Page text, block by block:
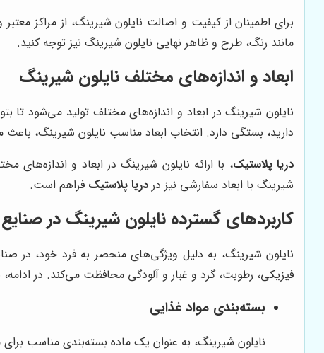
برای اطمینان از کیفیت و اصالت نایلون شیرینگ، از مراکز
مانند رنگ، طرح و ظاهر نهایی نایلون شیرینگ نیز توجه کنید.
ابعاد و اندازه‌های مختلف نایلون شیرینگ
نایلون شیرینگ در ابعاد و اندازه‌های مختلف تولید می‌شود تا
دارید، بستگی دارد. انتخاب ابعاد مناسب نایلون شیرینگ،
دریا پلاستیک، با ارائه نایلون شیرینگ در ابعاد و
شیرینگ با ابعاد سفارشی نیز در دریا پلاستیک فراهم است.
کاربردهای گسترده نایلون شیرینگ در
نایلون شیرینگ، به دلیل ویژگی‌های منحصر به فرد خود، در
فیزیکی، رطوبت، گرد و غبار و آلودگی محافظت می‌کند. در
بسته‌بندی مواد غذایی
نایلون شیرینگ، به عنوان یک ماده بسته‌بندی مناسب